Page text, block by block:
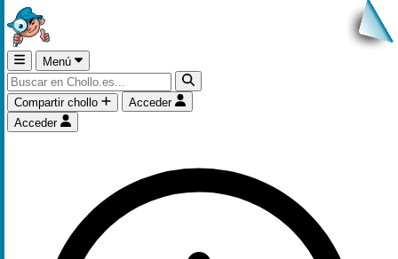
Menú
Compartir chollo
Acceder
Acceder